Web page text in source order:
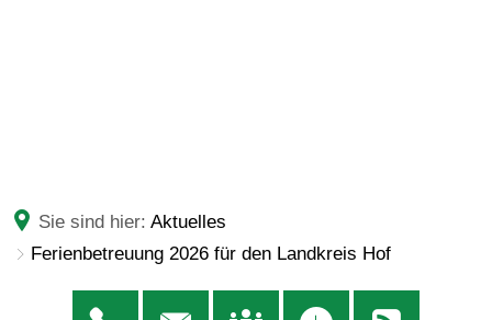
Sie sind hier: Aktuelles
Ferienbetreuung 2026 für den Landkreis Hof